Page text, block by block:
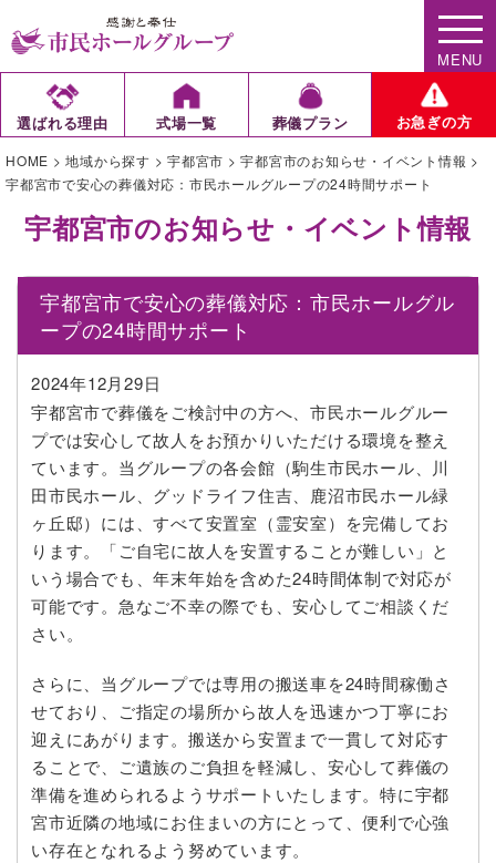
MENU
選ばれる理由 式場一覧 葬儀プラン お急ぎの方
HOME >地域から探す > 宇都宮市 >宇都宮市のお知らせ・イベント情報 >
宇都宮市で安心の葬儀対応：市民ホールグループの24時間サポート
宇都宮市のお知らせ・イベント情報
宇都宮市で安心の葬儀対応：市民ホールグル
ープの24時間サポート
2024年12月29日
宇都宮市で葬儀をご検討中の方へ、市民ホールグルー
プでは安心して故人をお預かりいただける環境を整え
ています。当グループの各会館（駒生市民ホール、川
田市民ホール、グッドライフ住吉、鹿沼市民ホール緑
ヶ丘邸）には、すべて安置室（霊安室）を完備してお
ります。「ご自宅に故人を安置することが難しい」と
いう場合でも、年末年始を含めた24時間体制で対応が
可能です。急なご不幸の際でも、安心してご相談くだ
さい。
さらに、当グループでは専用の搬送車を24時間稼働さ
せており、ご指定の場所から故人を迅速かつ丁寧にお
迎えにあがります。搬送から安置まで一貫して対応す
ることで、ご遺族のご負担を軽減し、安心して葬儀の
準備を進められるようサポートいたします。特に宇都
宮市近隣の地域にお住まいの方にとって、便利で心強
い存在となれるよう努めています。